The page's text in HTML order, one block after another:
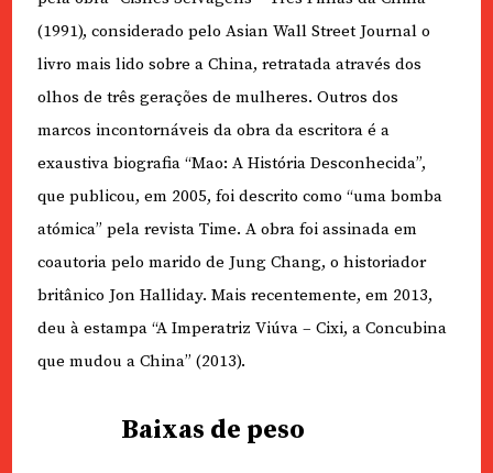
(1991), considerado pelo Asian Wall Street Journal o
livro mais lido sobre a China, retratada através dos
olhos de três gerações de mulheres. Outros dos
marcos incontornáveis da obra da escritora é a
exaustiva biografia “Mao: A História Desconhecida”,
que publicou, em 2005, foi descrito como “uma bomba
atómica” pela revista Time. A obra foi assinada em
coautoria pelo marido de Jung Chang, o historiador
britânico Jon Halliday. Mais recentemente, em 2013,
deu à estampa “A Imperatriz Viúva – Cixi, a Concubina
que mudou a China” (2013).
Baixas de peso